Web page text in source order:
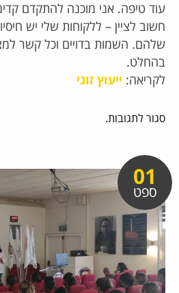
עוד טיפה. אני מוכנה להתקדם
חשוב לציין – ללקוחות שלי יש
שלהם. השמות בדויים וכל קשר
בהחלט.
לקריאה: ייעוץ זוגי
סגור לתגובות.
01
ספט